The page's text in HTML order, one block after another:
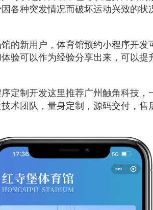
各种突发情况而破坏运动兴致的状
的新用户，体育馆预约小程序开
验可以作为经验分享出来，可以
定制开发这里推荐广州触角科技
术团队，量身定制，源码交付，售